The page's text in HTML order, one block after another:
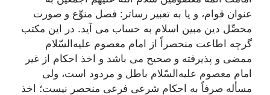
عنوان قوام، و یا به تعبیر رساتر: فصل منوِّع و صورت
محصِّل دین مبین اسلام به حساب مى ‌آید. در این مکتب
گرچه اطاعت منحصراً از امام معصوم علیه‌السّلام
ممضى و پذیرفته و صحیح مى ‌باشد و اخذ احکام از غیر
امام معصوم علیه‌السّلام باطل و مردود است، ولى
مسأله صرفاً به احکام شرعى فرعى منحصر نیست؛ اخذ